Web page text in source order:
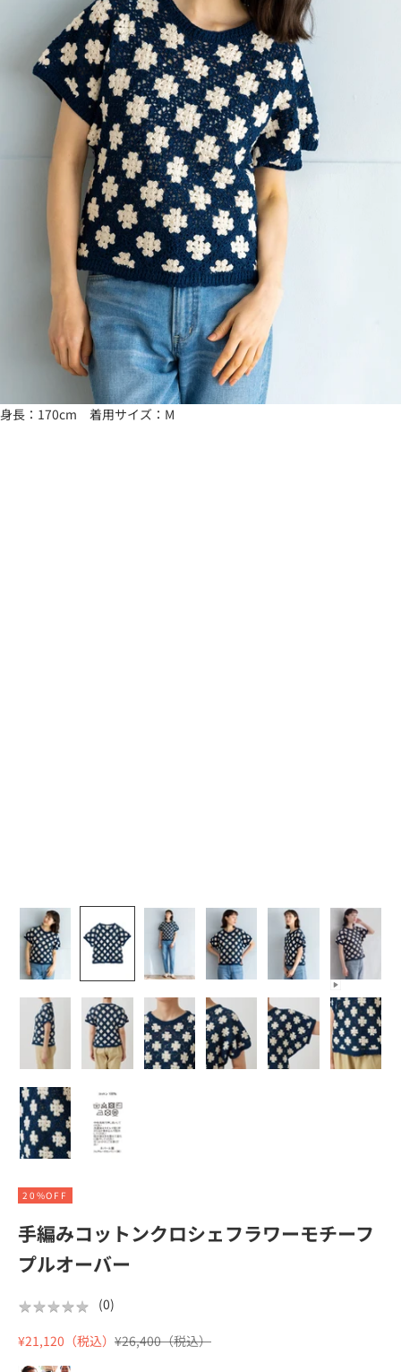
身長：170cm 着用サイズ：M
20%OFF
手編みコットンクロシェフラワーモチーフ
プルオーバー
★★★★★
★★★★★ (0)
セール価格
¥21,120（税込） 通常価格
¥26,400（税込）